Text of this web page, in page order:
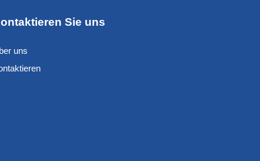
Sie uns
uns